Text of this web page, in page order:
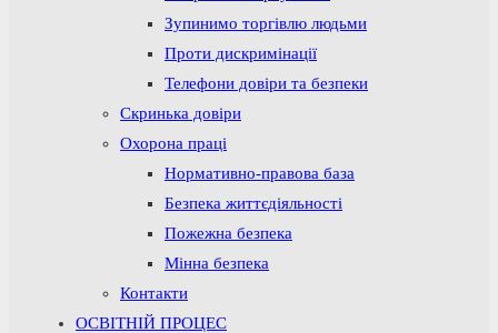
Зупинимо торгівлю людьми
Проти дискримінації
Телефони довіри та безпеки
Скринька довіри
Охорона праці
Нормативно-правова база
Безпека життєдіяльності
Пожежна безпека
Мінна безпека
Контакти
ОСВІТНІЙ ПРОЦЕС